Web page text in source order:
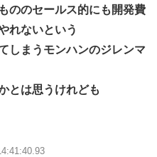
ののセールス的にも開発費
れないという
しまうモンハンのジレンマ
とは思うけれども